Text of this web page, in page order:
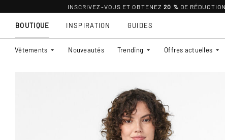
INSCRIVEZ-VOUS ET OBTENEZ 20 % DE RÉDUCTION
BOUTIQUE
Vêtements Nouveautés Trending Offres actuelles
INSPIRATION GUIDES